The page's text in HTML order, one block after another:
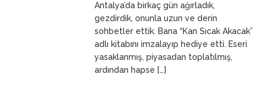
Antalya’da birkaç gün ağırladık,
gezdirdik, onunla uzun ve derin
sohbetler ettik. Bana “Kan Sıcak Akacak”
adlı kitabını imzalayıp hediye etti. Eseri
yasaklanmış, piyasadan toplatılmış,
ardından hapse […]